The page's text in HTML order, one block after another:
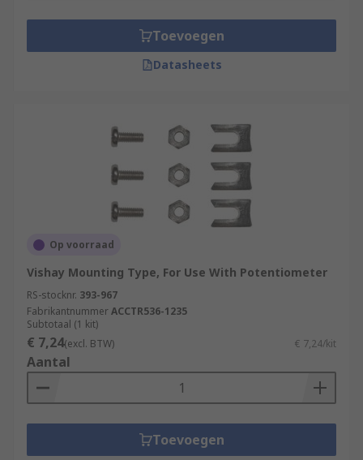
Toevoegen
Datasheets
Op voorraad
Vishay Mounting Type, For Use With Potentiometer
RS-stocknr. 393-967
FabrikantnummerACCTR536-1235
Subtotaal (1 kit)
€ 7,24(excl. BTW) € 7,24/kit
Aantal
Toevoegen